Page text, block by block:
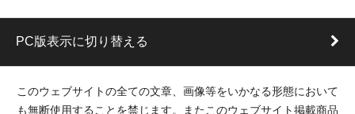
PC版表示に切り替える
このウェブサイトの全ての文章、画像等をいかなる形態において
も無断使用することを禁じます。またこのウェブサイト掲載商品